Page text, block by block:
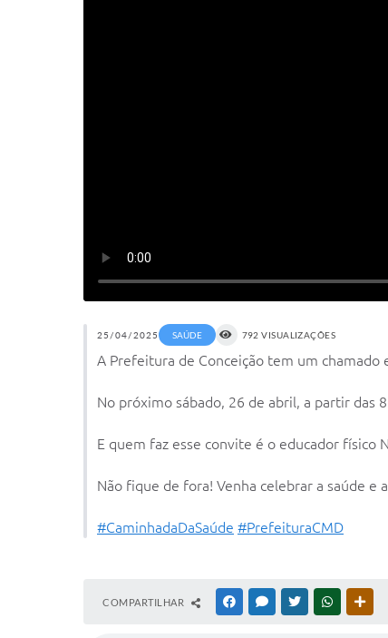
25/04/2025 SAÚDE 792 VISUALIZAÇÕES
A Prefeitura de Conceição tem um chamado
No próximo sábado, 26 de abril, a partir das
E quem faz esse convite é o educador físico
Não fique de fora! Venha celebrar a saúde e
#CaminhadaDaSaúde #PrefeituraCMD
COMPARTILHAR FACEBOOKMESSENGER
TWITTERWHATSAPP